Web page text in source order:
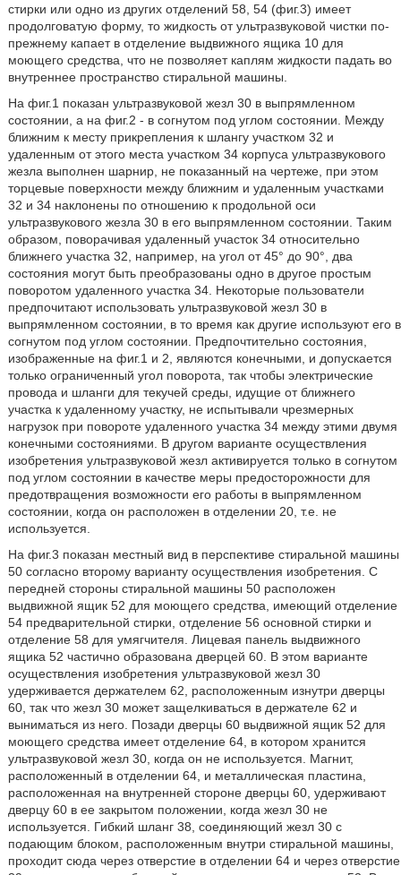
стирки или одно из других отделений 58, 54 (фиг.3) имеет
продолговатую форму, то жидкость от ультразвуковой чистки по-
прежнему капает в отделение выдвижного ящика 10 для
моющего средства, что не позволяет каплям жидкости падать во
внутреннее пространство стиральной машины.
На фиг.1 показан ультразвуковой жезл 30 в выпрямленном
состоянии, а на фиг.2 - в согнутом под углом состоянии. Между
ближним к месту прикрепления к шлангу участком 32 и
удаленным от этого места участком 34 корпуса ультразвукового
жезла выполнен шарнир, не показанный на чертеже, при этом
торцевые поверхности между ближним и удаленным участками
32 и 34 наклонены по отношению к продольной оси
ультразвукового жезла 30 в его выпрямленном состоянии. Таким
образом, поворачивая удаленный участок 34 относительно
ближнего участка 32, например, на угол от 45° до 90°, два
состояния могут быть преобразованы одно в другое простым
поворотом удаленного участка 34. Некоторые пользователи
предпочитают использовать ультразвуковой жезл 30 в
выпрямленном состоянии, в то время как другие используют его в
согнутом под углом состоянии. Предпочтительно состояния,
изображенные на фиг.1 и 2, являются конечными, и допускается
только ограниченный угол поворота, так чтобы электрические
провода и шланги для текучей среды, идущие от ближнего
участка к удаленному участку, не испытывали чрезмерных
нагрузок при повороте удаленного участка 34 между этими двумя
конечными состояниями. В другом варианте осуществления
изобретения ультразвуковой жезл активируется только в согнутом
под углом состоянии в качестве меры предосторожности для
предотвращения возможности его работы в выпрямленном
состоянии, когда он расположен в отделении 20, т.е. не
используется.
На фиг.3 показан местный вид в перспективе стиральной машины
50 согласно второму варианту осуществления изобретения. С
передней стороны стиральной машины 50 расположен
выдвижной ящик 52 для моющего средства, имеющий отделение
54 предварительной стирки, отделение 56 основной стирки и
отделение 58 для умягчителя. Лицевая панель выдвижного
ящика 52 частично образована дверцей 60. В этом варианте
осуществления изобретения ультразвуковой жезл 30
удерживается держателем 62, расположенным изнутри дверцы
60, так что жезл 30 может защелкиваться в держателе 62 и
выниматься из него. Позади дверцы 60 выдвижной ящик 52 для
моющего средства имеет отделение 64, в котором хранится
ультразвуковой жезл 30, когда он не используется. Магнит,
расположенный в отделении 64, и металлическая пластина,
расположенная на внутренней стороне дверцы 60, удерживают
дверцу 60 в ее закрытом положении, когда жезл 30 не
используется. Гибкий шланг 38, соединяющий жезл 30 с
подающим блоком, расположенным внутри стиральной машины,
проходит сюда через отверстие в отделении 64 и через отверстие